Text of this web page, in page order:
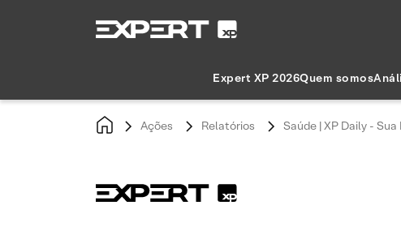
Expert XP 2026Quem somos
Ações Relatórios Saúde | XP Daily -